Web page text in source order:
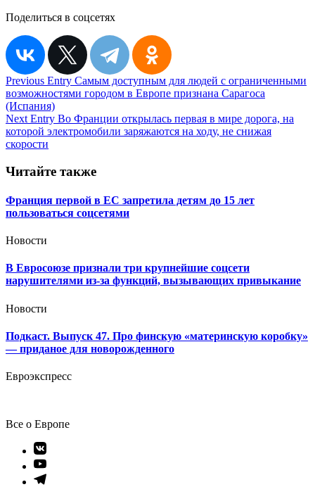
Поделиться в соцсетях
Навигация
по
записям
Previous Entry Самым доступным для людей с ограниченными
возможностями городом в Европе признана Сарагоса
(Испания)
Next Entry Во Франции открылась первая в мире дорога, на
которой электромобили заряжаются на ходу, не снижая
скорости
Читайте также
Франция первой в ЕС запретила детям до 15 лет
пользоваться соцсетями
Новости
В Евросоюзе признали три крупнейшие соцсети
нарушителями из-за функций, вызывающих привыкание
Новости
Подкаст. Выпуск 47. Про финскую «материнскую коробку»
— приданое для новорожденного
Евроэкспресс
Все о Европе
Элемент
меню
Элемент
меню
Элемент